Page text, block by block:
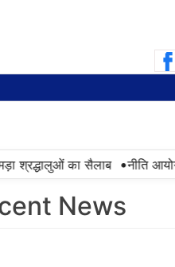
का सैलाब •नीति आयोग
News